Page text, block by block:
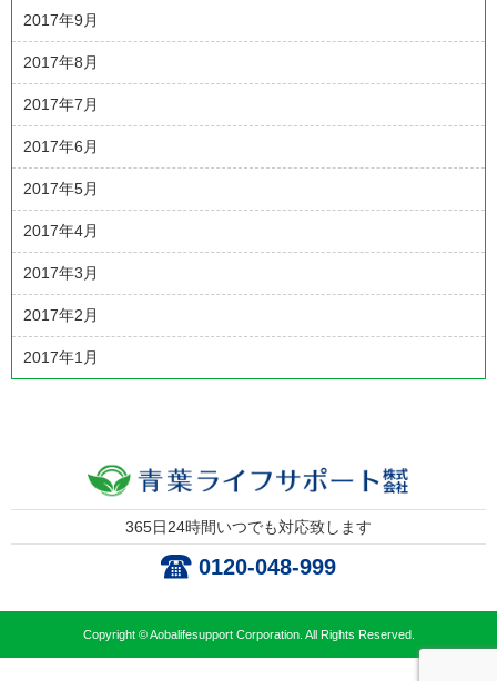
2017年9月
2017年8月
2017年7月
2017年6月
2017年5月
2017年4月
2017年3月
2017年2月
2017年1月
365日24時間いつでも対応致します
0120-048-999
Copyright © Aobalifesupport Corporation. All Rights Reserved.